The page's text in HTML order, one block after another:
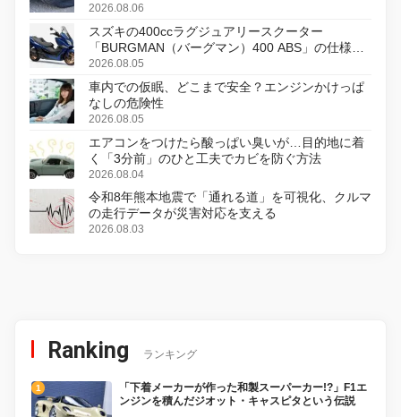
2026.08.06
スズキの400ccラグジュアリースクーター
「BURGMAN（バーグマン）400 ABS」の仕様を
変更し、8月18日に発売
2026.08.05
車内での仮眠、どこまで安全？エンジンかけっぱ
なしの危険性
2026.08.05
エアコンをつけたら酸っぱい臭いが…目的地に着
く「3分前」のひと工夫でカビを防ぐ方法
2026.08.04
令和8年熊本地震で「通れる道」を可視化、クルマ
の走行データが災害対応を支える
2026.08.03
Ranking ランキング
「下着メーカーが作った和製スーパーカー!?」F1エ
ンジンを積んだジオット・キャスピタという伝説